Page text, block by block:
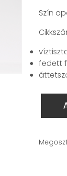
Szín
fedett